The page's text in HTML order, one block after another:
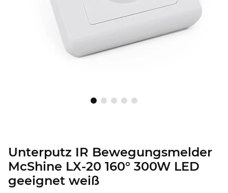
Unterputz IR Bewegungsmelder
McShine LX-20 160° 300W LED
geeignet weiß